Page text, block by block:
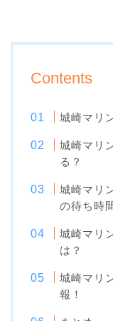
Contents
城崎マリ
城崎マリ
る？
城崎マリ
の待ち時
城崎マリ
は？
城崎マリ
報！